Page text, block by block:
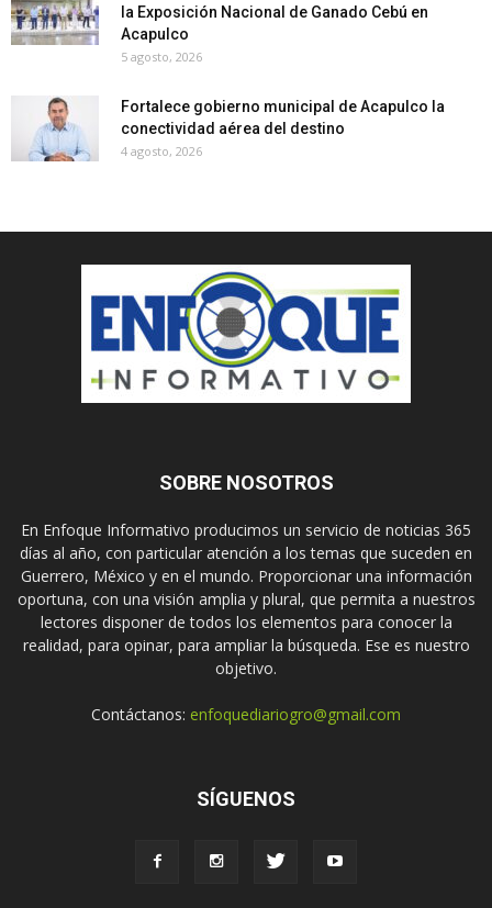
la Exposición Nacional de Ganado Cebú en
Acapulco
5 agosto, 2026
Fortalece gobierno municipal de Acapulco la
conectividad aérea del destino
4 agosto, 2026
SOBRE NOSOTROS
En Enfoque Informativo producimos un servicio de noticias 365
días al año, con particular atención a los temas que suceden en
Guerrero, México y en el mundo. Proporcionar una información
oportuna, con una visión amplia y plural, que permita a nuestros
lectores disponer de todos los elementos para conocer la
realidad, para opinar, para ampliar la búsqueda. Ese es nuestro
objetivo.
Contáctanos: enfoquediariogro@gmail.com
SÍGUENOS